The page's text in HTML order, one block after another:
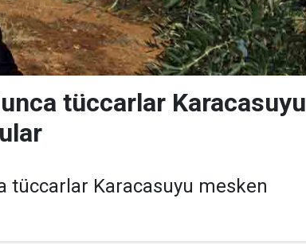
tüccarlar Karacasuyu
tüccarlar Karacasuyu mesken